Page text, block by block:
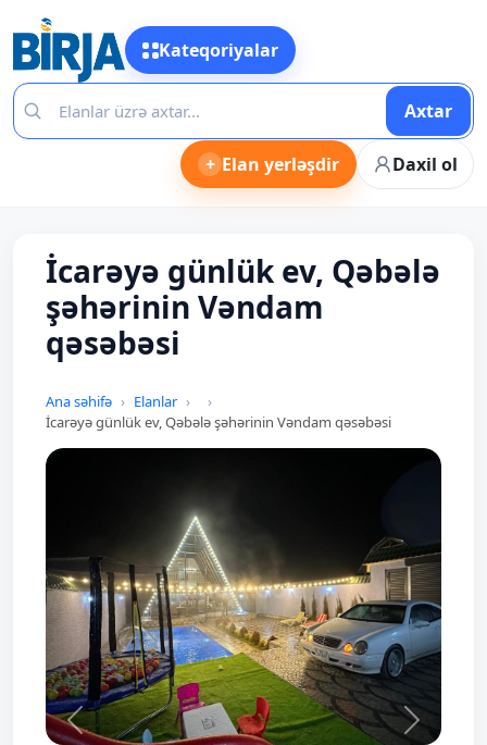
Kateqoriyalar
Axtar
+ Elan yerləşdir Daxil ol
İcarəyə günlük ev, Qəbələ
şəhərinin Vəndam
qəsəbəsi
Ana səhifə
Elanlar
İcarəyə günlük ev, Qəbələ şəhərinin Vəndam qəsəbəsi
Prev Next